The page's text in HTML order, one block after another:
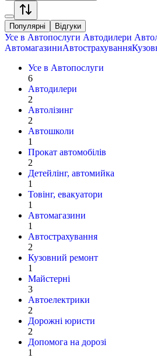
Популярні Відгуки
Усе в Автопослуги Автодилери
АвтомагазиниАвтострахування
Усе в Автопослуги
6
Автодилери
2
Автолізинг
2
Автошколи
1
Прокат автомобілів
2
Детейлінг, автомийка
1
Товінг, евакуатори
1
Автомагазини
1
Автострахування
2
Кузовний ремонт
1
Майстерні
3
Автоелектрики
2
Дорожні юристи
2
Допомога на дорозі
1